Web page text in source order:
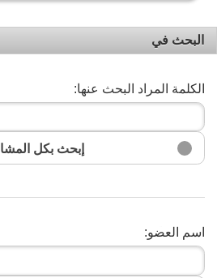
البحث في
الكلمة المراد البحث عنها:
إبحث بكل
اسم العضو: